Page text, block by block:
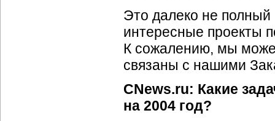
Это далеко не полный
интересные проекты
К сожалению, мы
связаны с нашими
CNews.ru: Какие
на 2004 год?